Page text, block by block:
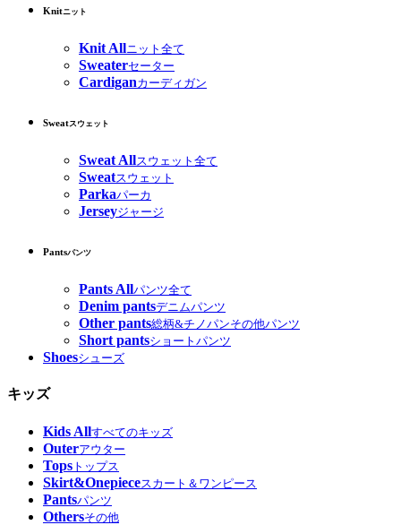
Knitニット
Knit Allニット全て
Sweaterセーター
Cardiganカーディガン
Sweatスウェット
Sweat Allスウェット全て
Sweatスウェット
Parkaパーカ
Jerseyジャージ
Pantsパンツ
Pants Allパンツ全て
Denim pantsデニムパンツ
Other pants総柄&チノパンその他パンツ
Short pantsショートパンツ
Shoesシューズ
キッズ
Kids Allすべてのキッズ
Outerアウター
Tops トップス
Skirt&Onepieceスカート＆ワンピース
Pantsパンツ
Othersその他